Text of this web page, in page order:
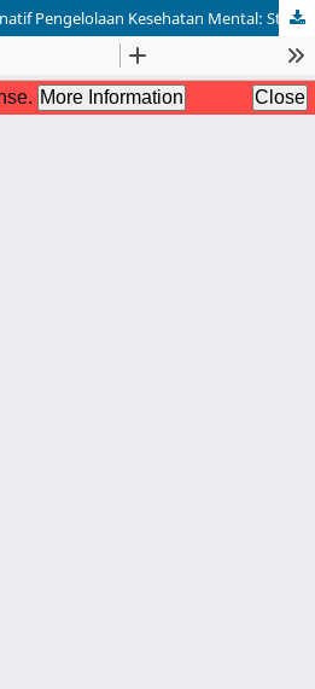
Terapi Pijat sebagai Alternatif Pengelolaan Kesehatan Mental: Studi Kasus pada Mahasiswa STOK Bina Guna Tahun 2024